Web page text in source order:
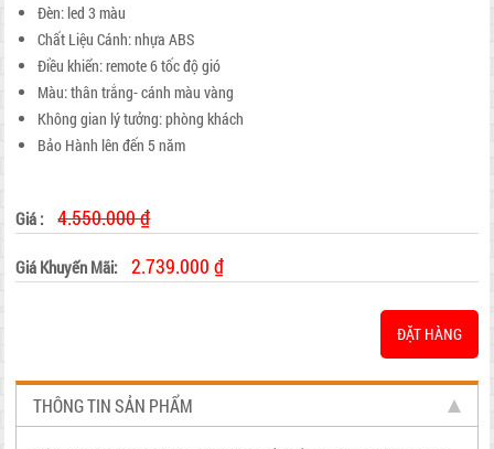
Đèn: led 3 màu
Chất Liệu Cánh: nhựa ABS
Điều khiển: remote 6 tốc độ gió
Màu: thân trắng- cánh màu vàng
Không gian lý tưởng: phòng khách
Bảo Hành lên đến 5 năm
Giá : 4.550.000 ₫
Giá Khuyến Mãi: 2.739.000 ₫
ĐẶT HÀNG
THÔNG TIN SẢN PHẨM